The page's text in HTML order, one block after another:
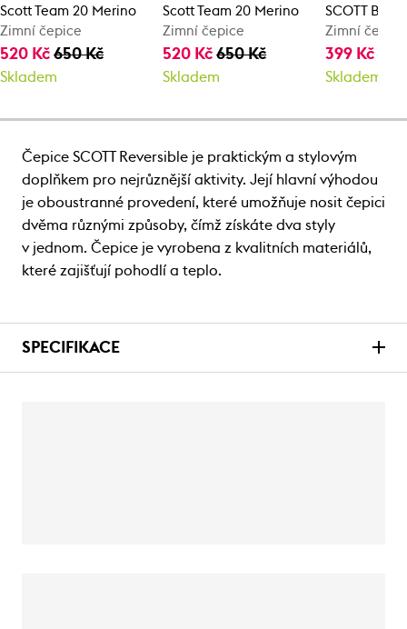
Scott Team 20 Merino
Zimní čepice
520 Kč 650 Kč
Skladem
Scott Team 20 Merino
Zimní čepice
520 Kč650 Kč
Skladem
SCOTT
Zimní čepice
399 Kč
Skladem
Čepice SCOTT Reversible je praktickým a stylovým
doplňkem pro nejrůznější aktivity. Její hlavní výhodou
je oboustranné provedení, které umožňuje nosit čepici
dvěma různými způsoby, čímž získáte dva styly
v jednom. Čepice je vyrobena z kvalitních materiálů,
které zajišťují pohodlí a teplo.
SPECIFIKACE